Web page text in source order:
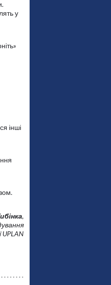
у
інші
,